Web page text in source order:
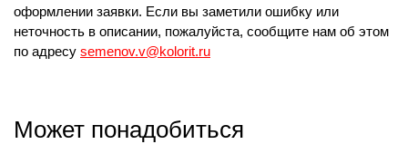
оформлении заявки. Если вы заметили ошибку или
неточность в описании, пожалуйста, сообщите нам об этом
по адресу semenov.v@kolorit.ru
Может понадобиться